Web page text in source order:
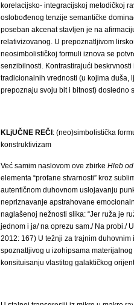
korelacijsko- integracijskoj metodičkoj
oslobođenog tenzije semantičke
poseban akcenat stavlјen je na
relativizovanog. U prepoznatlјivom
neosimbolističkoj formuli iznova se
senzibilnosti. Kontrastirajući
tradicionalnih vrednosti (u kojima duša,
prepoznaju svoju bit i bitnost) dosledno
KLjUČNE REČI : (neo)simbolistička
konstruktivizam
Već samim naslovom ove zbirke Hleb
elementa “profane stvarnosti” kroz
autentičnom duhovnom uslojavanju
nepriznavanje apstrahovane
naglašenoj nežnosti slika: “Jer ruža je
jednom i ja/ na oprezu sam./ Na probi./
2012: 167) U težnji za trajnim
spoznatlјivog u izohipsama
konsituisanju vlastitog galaktičkog